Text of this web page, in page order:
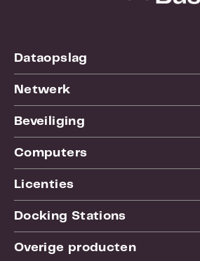
Dataopslag
Netwerk
Beveiliging
Computers
Licenties
Docking Stations
Overige producten